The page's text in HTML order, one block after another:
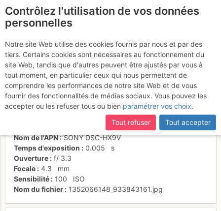
Passage super gazeux
Activités
Date/heure
2 nov. 2012 13:36
Contributeur
Stochastic
individuel (CC by-nc-nd)
Nom de l'APN
SONY DSC-HX9V
Temps d'exposition
0.005
s
Ouverture
f/ 3.3
Focale
4.3
mm
Sensibilité
100
ISO
Nom du fichier
1352066148_933843161.jpg
Contrôlez l'utilisation de vos données
personnelles
Notre site Web utilise des cookies fournis par nous et par des
tiers. Certains cookies sont nécessaires au fonctionnement du
site Web, tandis que d'autres peuvent être ajustés par vous à
tout moment, en particulier ceux qui nous permettent de
comprendre les performances de notre site Web et de vous
fournir des fonctionnalités de médias sociaux. Vous pouvez les
accepter ou les refuser tous ou bien paramétrer vos choix.
Tout refuser
Tout accepter